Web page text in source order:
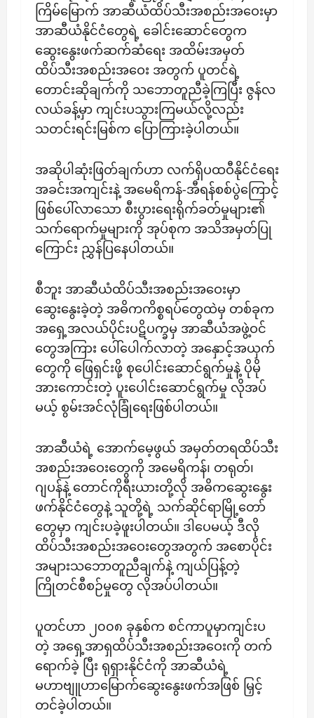
ကြိမ်မြောက် အာဆီယံထိပ်သီးအစည်းအဝေးမှာ
အာဆီယံနိုင်ငံတွေရဲ့ ခေါင်းဆောင်တွေက
ဆွေးနွေးဖက်ဆက်ဆံရေး အထိမ်းအမှတ်
ထိပ်သီးအစည်းအဝေး အတွက် ပူတင်ရဲ့
တောင်းဆိုချက်ကို သဘောတူညီခဲ့ကြပြီး ဇွန်လ
လယ်ခန့်မှာ ကျင်းပသွားကြမယ်လို့လည်း
သတင်းရင်းမြစ်က ပြောကြားခဲ့ပါတယ်။
အဆိုပါဆုံးဖြတ်ချက်ဟာ လက်ရှိပထဝီနိုင်ငံရေး
အခင်းအကျင်းနဲ့ အမေရိကန်-အီရန်စစ်ပွဲကြောင့်
ဖြစ်ပေါ်လာသော စီးပွားရေးရိုက်ခတ်မှုများ၏
သက်ရောက်မှုများကို အုပ်စုက အသိအမှတ်ပြု
ကြောင်း ညွှန်ပြနေပါတယ်။
စီဘူး အာဆီယံထိပ်သီးအစည်းအဝေးမှာ
ဆွေးနွေးခဲ့တဲ့ အဓိကကိစ္စရပ်တွေထဲမှ တစ်ခုက
အရှေ့အလယ်ပိုင်းပဋိပက္ခမှ အာဆီယံအဖွဲ့ဝင်
တွေအကြား ပေါ်ပေါက်လာတဲ့ အနှောင့်အယှက်
တွေကို ဖြေရှင်းဖို့ စုပေါင်းဆောင်ရွက်မှုနဲ့ ပိုမို
အားကောင်းတဲ့ ပူးပေါင်းဆောင်ရွက်မှု လိုအပ်
မယ့် စွမ်းအင်လုံခြုံရေးဖြစ်ပါတယ်။
အာဆီယံရဲ့ အောက်မေ့ဖွယ် အမှတ်တရထိပ်သီး
အစည်းအဝေးတွေကို အမေရိကန်၊ တရုတ်၊
ဂျပန်နဲ့ တောင်ကိုရီးယားတို့လို အဓိကဆွေးနွေး
ဖက်နိုင်ငံတွေနဲ့ သူတို့ရဲ့ သက်ဆိုင်ရာမြို့တော်
တွေမှာ ကျင်းပခဲ့ဖူးပါတယ်။ ဒါပေမယ့် ဒီလို
ထိပ်သီးအစည်းအဝေးတွေအတွက် အစောပိုင်း
အများသဘောတူညီချက်နဲ့ ကျယ်ပြန့်တဲ့
ကြိုတင်စီစဉ်မှုတွေ လိုအပ်ပါတယ်။
ပူတင်ဟာ ၂၀၀၈ ခုနှစ်က စင်ကာပူမှာကျင်းပ
တဲ့ အရှေ့အာရှထိပ်သီးအစည်းအဝေးကို တက်
ရောက်ခဲ့ ပြီး ရုရှားနိုင်ငံကို အာဆီယံရဲ့
မဟာဗျူဟာမြောက်ဆွေးနွေးဖက်အဖြစ် မြှင့်
တင်ခဲ့ပါတယ်။